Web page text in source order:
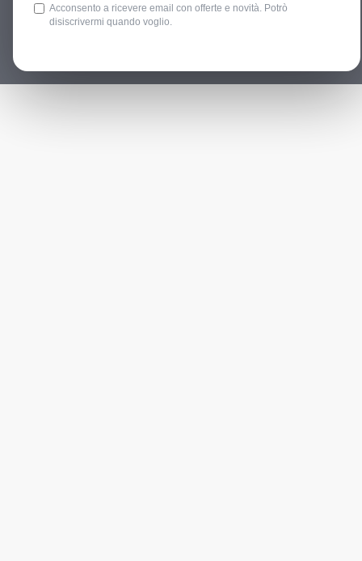
Acconsento a ricevere email con offerte e novità. Potrò
disiscrivermi quando voglio.